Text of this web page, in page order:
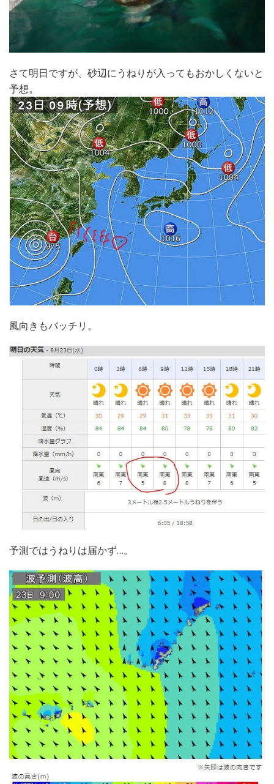
さて明日ですが、砂辺にうねりが入ってもおかしくないと
予想。
風向きもバッチリ。
予測ではうねりは届かず…。